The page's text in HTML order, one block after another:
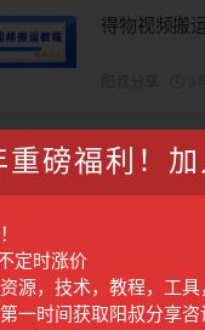
得物视频搬
读书赚钱实
入百万梦想,
国内项目 2
磅福利！加
定时涨价
源，技术，教程，工具
一时间获取阳叔分享咨